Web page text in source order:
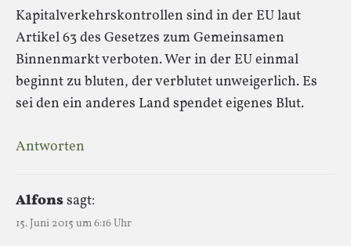
Kapitalverkehrskontrollen sind in der EU laut
Artikel 63 des Gesetzes zum Gemeinsamen
Binnenmarkt verboten. Wer in der EU einmal
beginnt zu bluten, der verblutet unweigerlich. Es
sei den ein anderes Land spendet eigenes Blut.
Antworten
Alfonssagt:
15. Juni 2015 um 6:16 Uhr